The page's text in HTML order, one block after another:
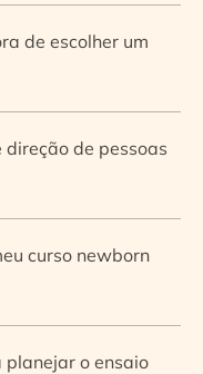
de escolher um
direção de pessoas
curso newborn
planejar o ensaio